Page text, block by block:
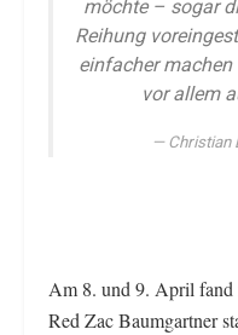
möchte – sogar
Reihung
einfacher
vor allem
Christian
Am 8. und 9. April
Red Zac Baumgartner